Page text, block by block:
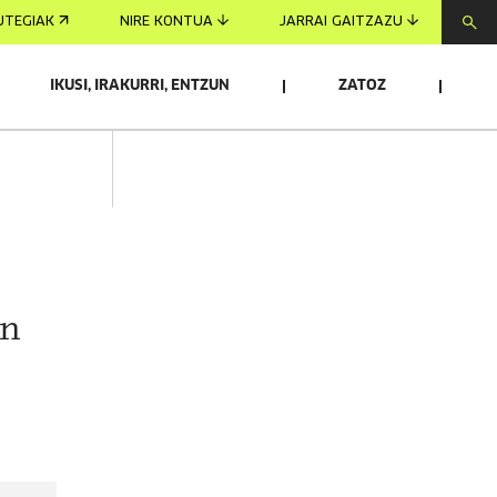
NIRE KONTUA JARRAI GAITZAZU
IKUSI, IRAKURRI, ENTZUN ZATOZ